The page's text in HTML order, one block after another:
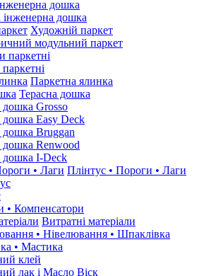
дошка
інженерна дошка
Художній паркет
модульний паркет
паркетні
Паркетна ялинка
Терасна дошка
дошка Grosso
дошка Easy Deck
дошка Bruggan
дошка Renwood
дошка I-Deck
Плінтус • Пороги • Лаги
• Компенсатори
Витратні матеріали
• Нівелювання • Шпаклівка
• Мастика
клей
лак і Масло Віск